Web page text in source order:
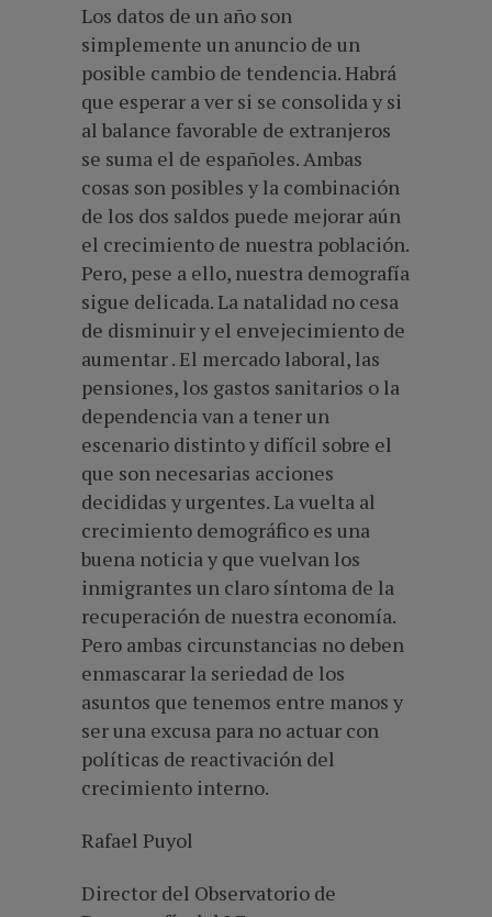
Los datos de un año son
simplemente un anuncio de un
posible cambio de tendencia. Habrá
que esperar a ver si se consolida y si
al balance favorable de extranjeros
se suma el de españoles. Ambas
cosas son posibles y la combinación
de los dos saldos puede mejorar aún
el crecimiento de nuestra población.
Pero, pese a ello, nuestra demografía
sigue delicada. La natalidad no cesa
de disminuir y el envejecimiento de
aumentar . El mercado laboral, las
pensiones, los gastos sanitarios o la
dependencia van a tener un
escenario distinto y difícil sobre el
que son necesarias acciones
decididas y urgentes. La vuelta al
crecimiento demográfico es una
buena noticia y que vuelvan los
inmigrantes un claro síntoma de la
recuperación de nuestra economía.
Pero ambas circunstancias no deben
enmascarar la seriedad de los
asuntos que tenemos entre manos y
ser una excusa para no actuar con
políticas de reactivación del
crecimiento interno.
Rafael Puyol
Director del Observatorio de